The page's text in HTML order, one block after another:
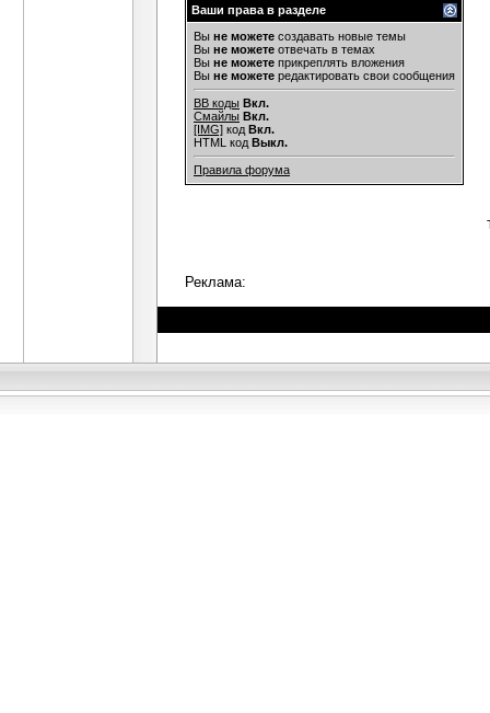
Ваши права в разделе
Вы не можете создавать новые темы
Вы не можете отвечать в темах
Вы не можете прикреплять вложения
Вы не можете редактировать свои сообщения
BB коды Вкл.
Смайлы Вкл.
[IMG] код Вкл.
HTML код Выкл.
Правила форума
Реклама: